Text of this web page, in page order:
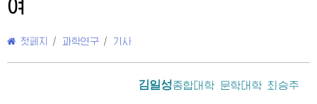
여
첫페지 / 과학연구 / 기사
김일성종합대학 문학대학 최승주